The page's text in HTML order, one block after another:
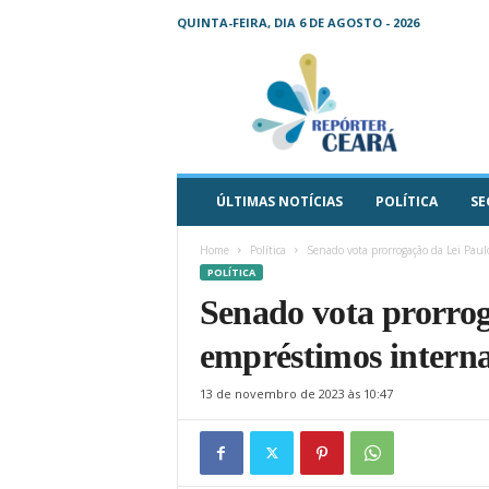
QUINTA-FEIRA, DIA 6 DE AGOSTO - 2026
e
ÚLTIMAS NOTÍCIAS POLÍTICA
Home Política Senado vota prorrogação da Lei
POLÍTICA
Senado vota
empréstimos
13 de novembro de 2023 às 10:47